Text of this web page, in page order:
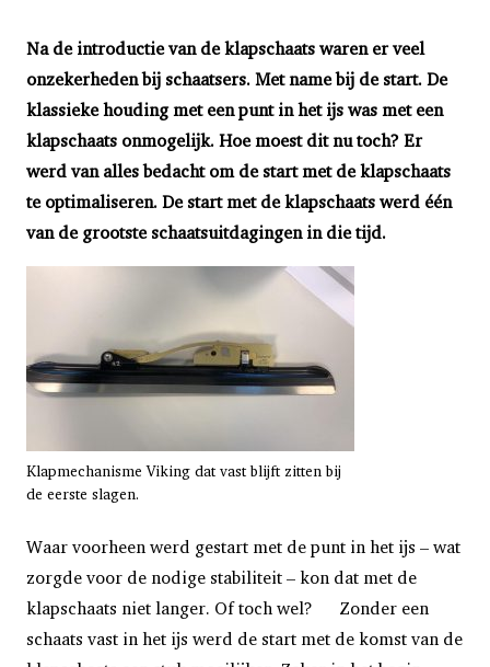
Na de introductie van de klapschaats waren er veel
onzekerheden bij schaatsers. Met name bij de start. De
klassieke houdingmet een punt in het ijs was met een
klapschaats onmogelijk. Hoe moest dit nu toch? Er
werd van alles bedacht om de start met de klapschaats
te optimaliseren. De start met de klapschaats werd één
van de grootste schaatsuitdagingen in die tijd.
Klapmechanisme Viking dat vast blijft zitten bij
de eerste slagen.
Waar voorheen werd gestart met de punt in het ijs – wat
zorgde voor de nodige stabiliteit – kon dat met de
klapschaats niet langer. Of toch wel? Zonder een
schaats vast in het ijs werd de start met de komst van de